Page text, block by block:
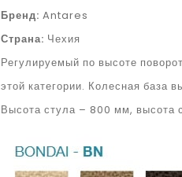
Бренд: Antares
Страна: Чехия
Регулируемый по высоте
этой категории. Колесная база
Высота стула – 800 мм,